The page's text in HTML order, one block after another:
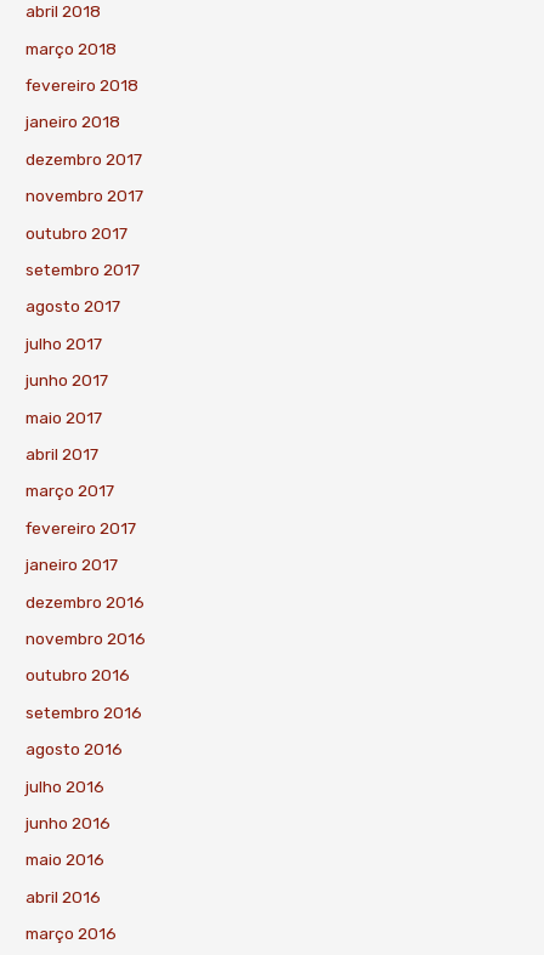
abril 2018
março 2018
fevereiro 2018
janeiro 2018
dezembro 2017
novembro 2017
outubro 2017
setembro 2017
agosto 2017
julho 2017
junho 2017
maio 2017
abril 2017
março 2017
fevereiro 2017
janeiro 2017
dezembro 2016
novembro 2016
outubro 2016
setembro 2016
agosto 2016
julho 2016
junho 2016
maio 2016
abril 2016
março 2016